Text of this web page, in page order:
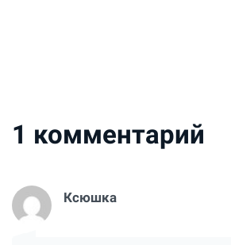
1 комментарий
Ксюшка